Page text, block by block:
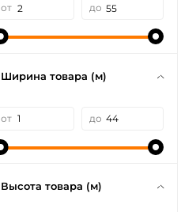
от до
Ширина товара (м)
от до
Высота товара (м)